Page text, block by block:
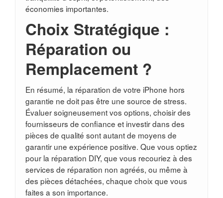
économies importantes.
Choix Stratégique :
Réparation ou
Remplacement ?
En résumé, la réparation de votre iPhone hors
garantie ne doit pas être une source de stress.
Évaluer soigneusement vos options, choisir des
fournisseurs de confiance et investir dans des
pièces de qualité sont autant de moyens de
garantir une expérience positive. Que vous optiez
pour la réparation DIY, que vous recouriez à des
services de réparation non agréés, ou même à
des pièces détachées, chaque choix que vous
faites a son importance.